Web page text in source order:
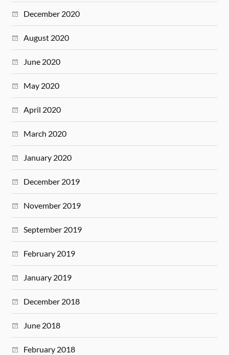
December 2020
August 2020
June 2020
May 2020
April 2020
March 2020
January 2020
December 2019
November 2019
September 2019
February 2019
January 2019
December 2018
June 2018
February 2018